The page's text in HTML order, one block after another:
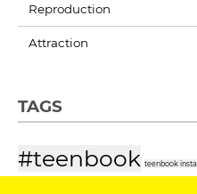
Reproduction
Attraction
TAGS
#teenbook teenbook insta